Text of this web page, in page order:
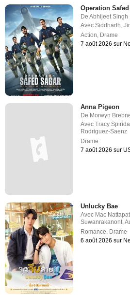
Operation
DeAbhijeet Singh
AvecSiddharth,
Action, Drame
7 août 2026 sur
Anna Pigeon
De Morwyn
AvecTracy
Rodriguez-Saenz
Drame
7 août 2026 sur
Unlucky Bae
Avec Mac
Suwanrakanont ,
Romance Drame
6 août 2026 sur